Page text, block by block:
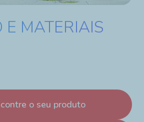
E MATERIAIS
o seu produto